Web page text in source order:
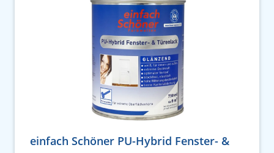
einfach Schöner PU-Hybrid Fenster- &